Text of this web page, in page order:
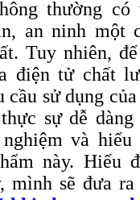
thường có
an ninh một
Tuy nhiên,
điện tử chất
sử dụng của
sự dễ dàng
và hiểu
này. Hiểu
mình sẽ đưa ra